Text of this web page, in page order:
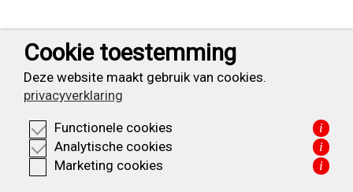
Contact
T:+31 (0) 23 525 7826
KVK: 34332355
BTW: NL820614877B01
Cookie toestemming
Deze website maakt gebruik van cookies.
privacyverklaring
Functionele cookies i
Analytische cookies i
Marketing cookies i